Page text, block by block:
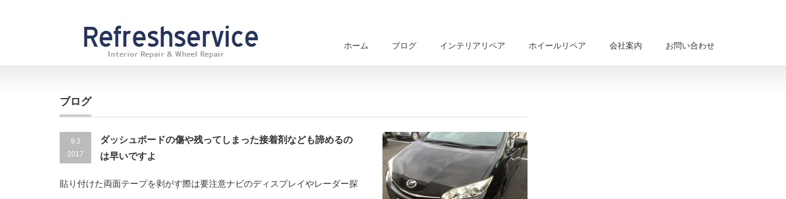
ホーム ブログ インテリアリペア ホイールリペア 会社案内 お問い合わせ
ブログ
9.3
2017
ダッシュボードの傷や残ってしまった接着剤なども諦めるの
は早いですよ
貼り付けた両面テープを剥がす際は要注意ナビのディスプレイやレーダー探